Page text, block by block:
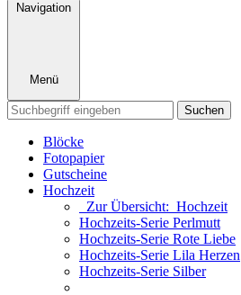
Navigation
Menü
Suchen
Blöcke
Fotopapier
Gutscheine
Hochzeit
Zur Übersicht: Hochzeit
Hochzeits-Serie Perlmutt
Hochzeits-Serie Rote Liebe
Hochzeits-Serie Lila Herzen
Hochzeits-Serie Silber